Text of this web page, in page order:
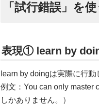
「試行錯誤」を
表現① learn by
learn by doingは実際に行動
例文：You can only master
しかありません。）